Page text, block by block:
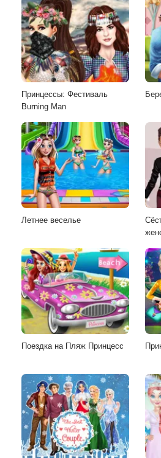
Принцессы: Фестиваль
Burning Man
Летнее веселье
Поездка на Пляж Принцесс